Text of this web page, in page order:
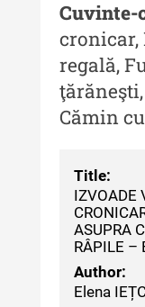
MediCult
culturală
Indexul
Acta
Acta
Acta
Acta
Indexul
Cuvinte-
cronicar,
regală,
Cămin
Title:
IZVOADE
ASUPRA
RÂPILE –
Author:
Elena